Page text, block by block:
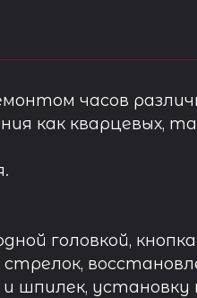
часов
как кварцевых,
головкой,
шпилек, установку